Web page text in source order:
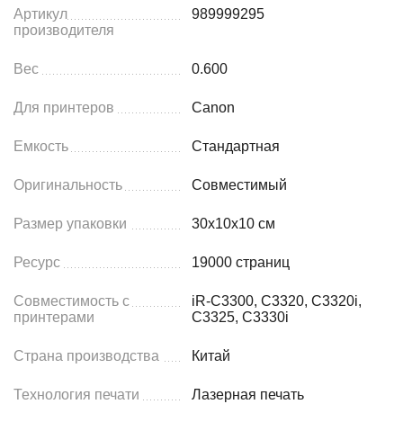
Артикул
производителя
989999295
Вес 0.600
Для принтеров Canon
Емкость Стандартная
Оригинальность Совместимый
Размер упаковки 30x10x10 см
Ресурс 19000 страниц
Совместимость с
принтерами
iR-C3300, C3320, C3320i,
C3325, C3330i
Страна производства Китай
Технология печати Лазерная печать